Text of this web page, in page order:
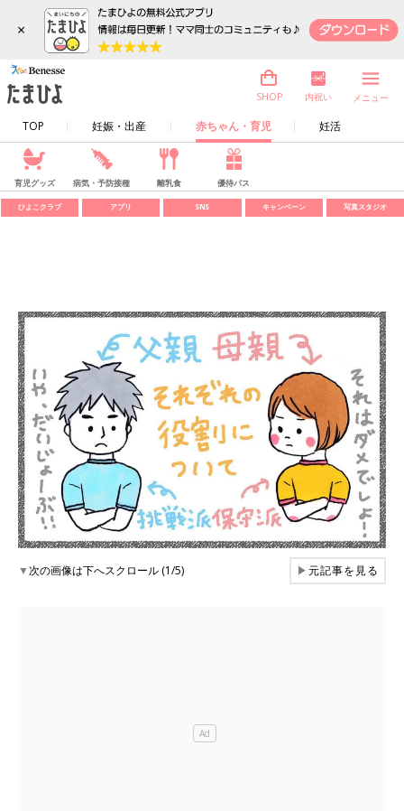
×
TOP 妊娠・出産 赤ちゃん・育児 妊活
SHOP 内祝い メニュー
育児グッズ 病気・予防接種 離乳食 優待パス
ひよこクラブ アプリ SNS キャンペーン 写真スタジオ
▼次の画像は下へスクロール (1/5) ▶元記事を見る